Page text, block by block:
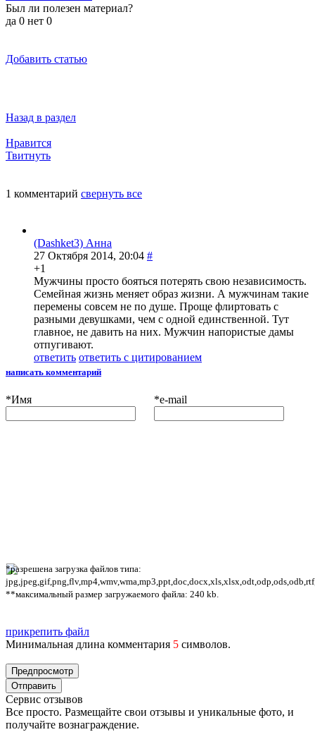
Был ли полезен материал?
да 0 нет 0
Добавить статью
Назад в раздел
Нравится
Твитнуть
1 комментарий свернуть все
(Dashket3) Анна
27 Октября 2014, 20:04 #
+1
Мужчины просто бояться потерять свою независимость.
Семейная жизнь меняет образ жизни. А мужчинам такие
перемены совсем не по душе. Проще флиртовать с
разными девушками, чем с одной единственной. Тут
главное, не давить на них. Мужчин напористые дамы
отпугивают.
ответить ответить с цитированием
написать комментарий
*Имя *e-mail
*разрешена загрузка файлов типа:
**максимальный размер загружаемого файла: 240 kb.
прикрепить файл
Минимальная длина комментария 5 символов.
Сервис отзывов
Все просто. Размещайте свои отзывы и уникальные фото, и
получайте вознаграждение.